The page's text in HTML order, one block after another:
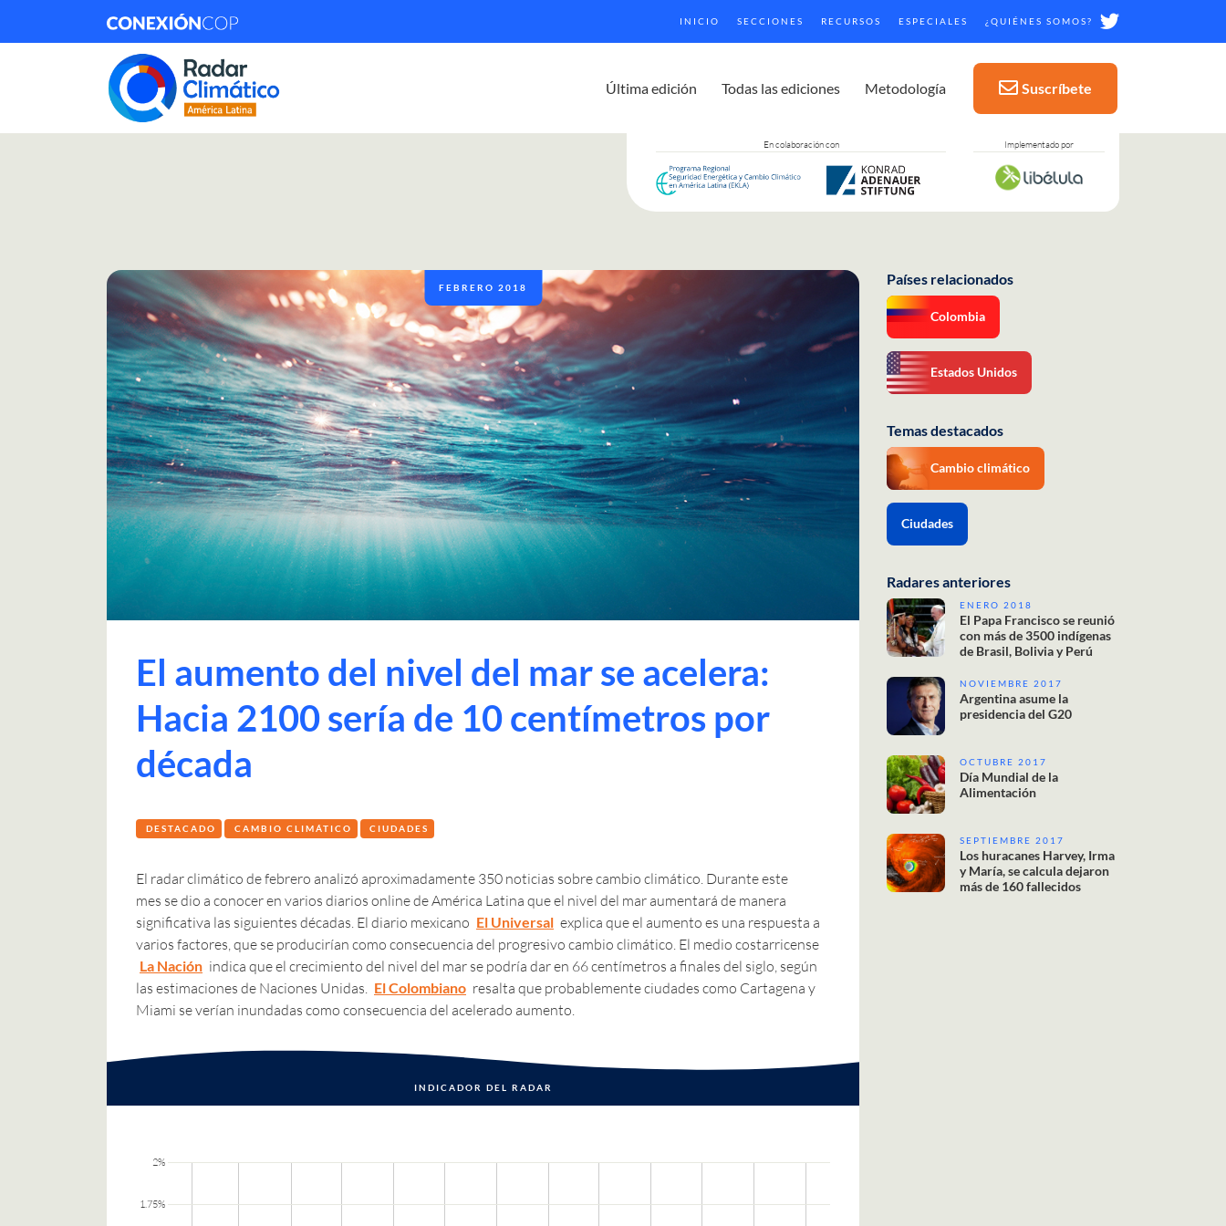
INICIO SECCIONES RECURSOS ESPECIALES ¿QUIÉNES SOMOS?
Última edición Todas las ediciones Metodología Suscríbete
En colaboración con Implementado por
FEBRERO 2018
El aumento del nivel del mar se acelera:
Hacia 2100 sería de 10 centímetros por
década
DESTACADO CAMBIO CLIMÁTICO CIUDADES
El radar climático de febrero analizó aproximadamente 350 noticias sobre cambio climático. Durante este
mes se dio a conocer en varios diarios online de América Latina que el nivel del mar aumentará de manera
significativa las siguientes décadas. El diario mexicano El Universal explica que el aumento es una respuesta a
varios factores, que se producirían como consecuencia del progresivo cambio climático. El medio costarricense
La Nación indica que el crecimiento del nivel del mar se podría dar en 66 centímetros a finales del siglo, según
las estimaciones de Naciones Unidas.
El Colombiano resalta que probablemente ciudades como Cartagena y
Miami se verían inundadas como consecuencia del acelerado aumento.
INDICADOR DEL RADAR
1.75%
2%
Países relacionados
Colombia
Estados Unidos
Temas destacados
Cambio climático
Ciudades
Radares anteriores
ENERO 2018
El Papa Francisco se reunió
con más de 3500 indígenas
de Brasil, Bolivia y Perú
NOVIEMBRE 2017
Argentina asume la
presidencia del G20
OCTUBRE 2017
Día Mundial de la
Alimentación
SEPTIEMBRE 2017
Los huracanes Harvey, Irma
y María, se calcula dejaron
más de 160 fallecidos